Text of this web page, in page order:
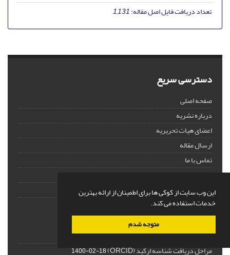
این وب سایت از کوکی ها برای اطمینان از ارائه بهترین
خدمات استفاده می کند.
متوجه شدم
تعداد دریافت فایل اصل مقاله:1,131
دسترسی سریع
صفحه اصلی
درباره نشریه
اعضای هیات تحریریه
ارسال مقاله
تماس با ما
نقشه سایت
آخرین اخبار
داوری سریع مقالات1405-02-18
مراحل دریافت شناسه ارکید (ORCID) 1400-02-18